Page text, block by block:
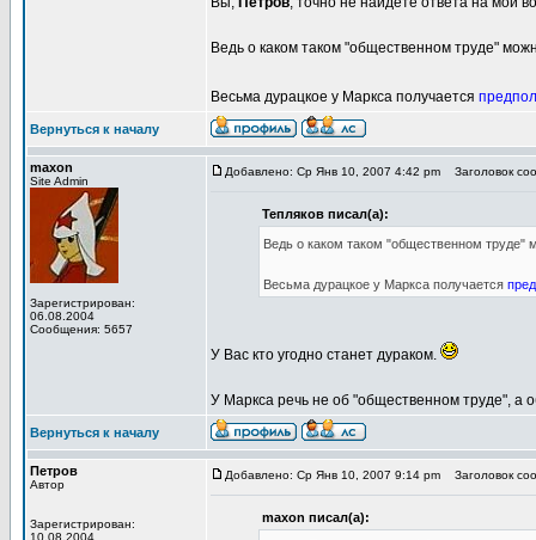
Ведь о каком таком "общественном труде"
Весьма дурацкое у Маркса получается
Вернуться к началу
maxon
Site Admin
Зарегистрирован:
06.08.2004
Сообщения: 5657
Добавлено: Ср Янв 10, 2007 4:42 pm Заголовок
Тепляков писал(а):
Ведь о каком таком "общественном труде"
Весьма дурацкое у Маркса получается
У Вас кто угодно станет дураком.
У Маркса речь не об "общественном труде", а
Вернуться к началу
Петров
Автор
Зарегистрирован:
10.08.2004
Добавлено: Ср Янв 10, 2007 9:14 pm Заголовок
maxon писал(а):